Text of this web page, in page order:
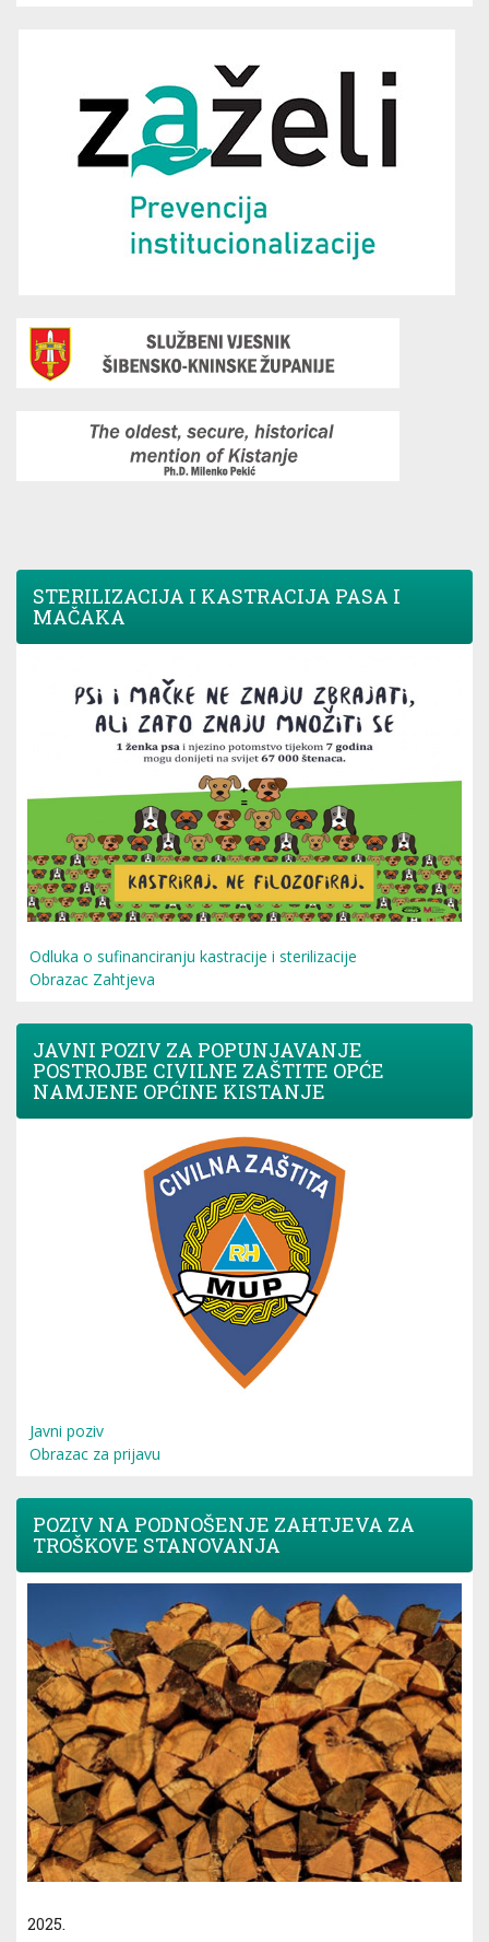
STERILIZACIJA I KASTRACIJA PASA I
MAČAKA
Odluka o sufinanciranju kastracije i sterilizacije
Obrazac Zahtjeva
JAVNI POZIV ZA POPUNJAVANJE
POSTROJBE CIVILNE ZAŠTITE OPĆE
NAMJENE OPĆINE KISTANJE
Javni poziv
Obrazac za prijavu
POZIV NA PODNOŠENJE ZAHTJEVA ZA
TROŠKOVE STANOVANJA
2025.